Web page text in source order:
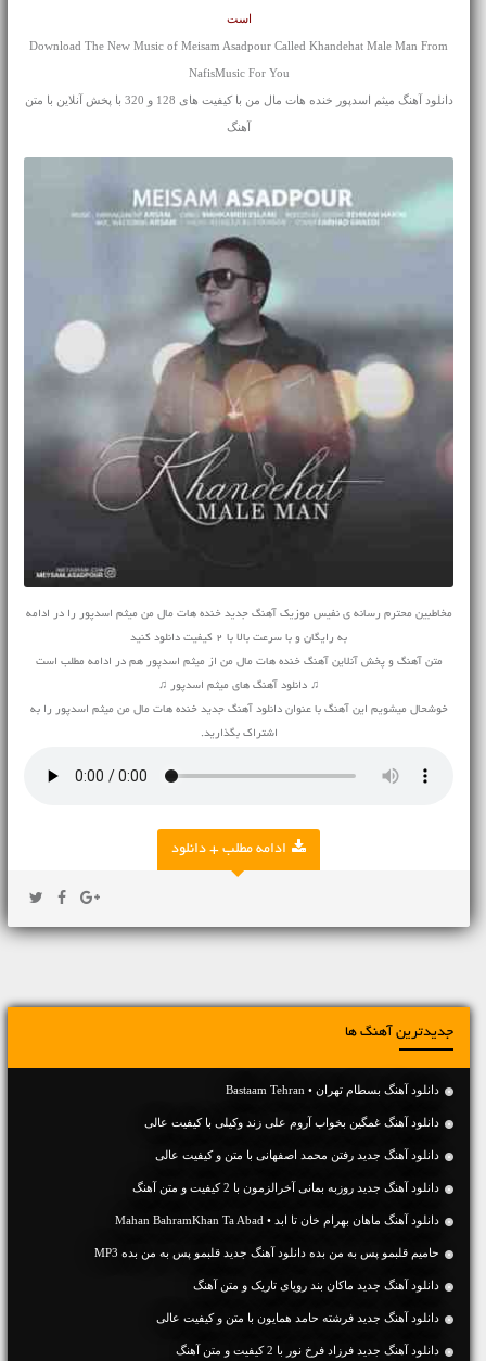
است
Download The New Music of Meisam Asadpour Called Khandehat Male Man From
NafisMusic For You
دانلود آهنگ میثم اسدپور خنده هات مال من با کیفیت های 128 و 320 با پخش آنلاین با متن
آهنگ
مخاطبین محترم رسانه ی نفیس موزیک آهنگ جدید خنده هات مال من میثم اسدپور را در ادامه
به رایگان و با سرعت بالا با 2 کیفیت دانلود کنید
متن آهنگ و پخش آنلاین آهنگ خنده هات مال من از میثم اسدپور هم در ادامه مطلب است
♫ دانلود آهنگ های میثم اسدپور ♫
خوشحال میشویم این آهنگ با عنوان دانلود آهنگ جدید خنده هات مال من میثم اسدپور را به
اشتراک بگذارید.
ادامه مطلب + دانلود
جدیدترین آهنگ ها
دانلود آهنگ بسطام تهران • Bastaam Tehran
دانلود آهنگ غمگین بخواب آروم علی زند وکیلی با کیفیت عالی
دانلود آهنگ جديد رفتن محمد اصفهانی با متن و کیفیت عالی
دانلود آهنگ جديد روزبه بمانی آخرالزمون با 2 کیفیت و متن آهنگ
دانلود آهنگ ماهان بهرام خان تا ابد • Mahan BahramKhan Ta Abad
حامیم قلبمو پس به من بده دانلود آهنگ جدید قلبمو پس به من بده MP3
دانلود آهنگ جديد ماکان بند رویای تاریک و متن آهنگ
دانلود آهنگ جديد فرشته حامد همایون با متن و کیفیت عالی
دانلود آهنگ جديد فرزاد فرخ نور با 2 کیفیت و متن آهنگ